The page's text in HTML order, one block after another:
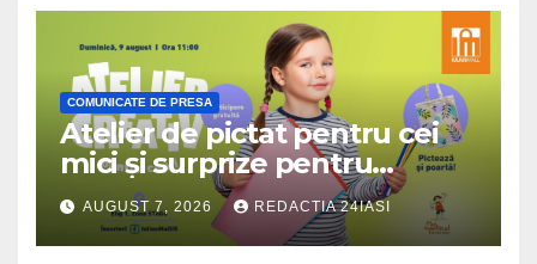
COMUNICATE DE PRESA
Atelier de pictat pentru cei
mici și surprize pentru
cinefili, în acest weekend, la
Iulius Mall Iași
AUGUST 7, 2026 REDACTIA 24IASI